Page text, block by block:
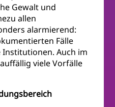
Gewalt und
allen
alarmierend:
Fälle
Auch im
viele Vorfälle